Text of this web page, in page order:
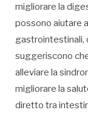
migliorare la
possono aiutare
gastrointestinali,
suggeriscono
alleviare la
migliorare la
diretto tra